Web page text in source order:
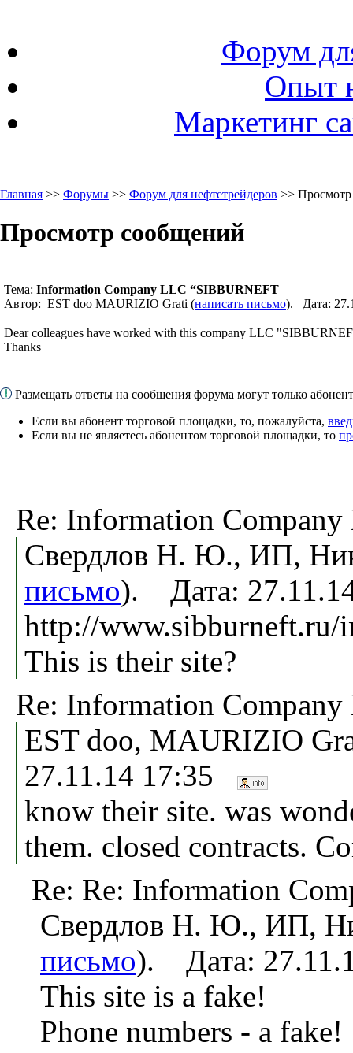
Форум
Опыт
Маркетинг
Главная >> Форумы >> Форум для нефтетрейдеров >>
Просмотр сообщений
Тема: Information Company LLC “SIBBURNEFT
Автор: EST doo MAURIZIO Grati (написать письмо). Дата:
Dear colleagues have worked with this company LLC
Thanks
Размещать ответы на сообщения форума могут только
Если вы абонент торговой площадки, то, пожалуйста,
Если вы не являетесь абонентом торговой площадки, то
Re: Information
Свердлов Н. Ю., ИП,
письмо). Дата:
http://www.sibburneft.ru/
This is their site?
Re: Information
EST doo, MAURIZIO
27.11.14 17:35
know their site. was
them. closed contracts.
Re: Re: Information
Свердлов Н. Ю., ИП,
письмо). Дата:
This site is a fake!
Phone numbers - a fake!